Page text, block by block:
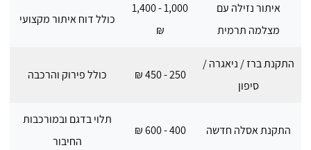
איתור נזילה עם
מצלמה תרמית
1,000 - 1,400
₪
כולל דוח איתור מקצועי
התקנת ברז / ניאגרה /
סיפון
250 - 450 ₪ כולל פירוק והרכבה
התקנת אסלה חדשה 400 - 600 ₪
תלוי בדגם ובמורכבות
החיבור